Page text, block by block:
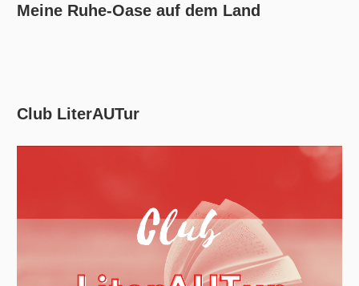
Meine Ruhe-Oase auf dem Land
Club LiterAUTur